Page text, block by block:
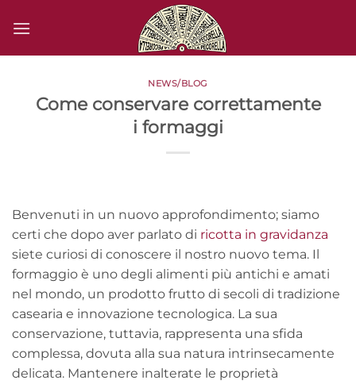
NEWS/BLOG
Come conservare correttamente
i formaggi
Benvenuti in un nuovo approfondimento; siamo
certi che dopo aver parlato di ricotta in gravidanza
siete curiosi di conoscere il nostro nuovo tema. Il
formaggio è uno degli alimenti più antichi e amati
nel mondo, un prodotto frutto di secoli di tradizione
casearia e innovazione tecnologica. La sua
conservazione, tuttavia, rappresenta una sfida
complessa, dovuta alla sua natura intrinsecamente
delicata. Mantenere inalterate le proprietà